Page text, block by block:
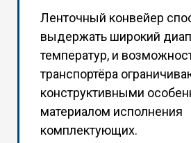
Ленточный конвейер
выдержать широкий
температур, и
транспортёра
конструктивными
материалом исполнения
комплектующих.